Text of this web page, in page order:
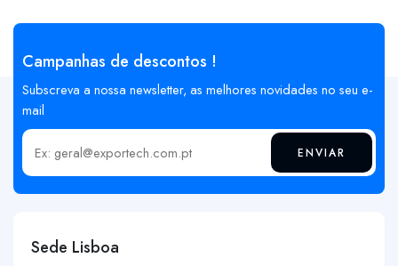
Campanhas de descontos !
Subscreva a nossa newsletter, as melhores novidades no seu e-
mail
Insira o seu email ENVIAR
Sede Lisboa